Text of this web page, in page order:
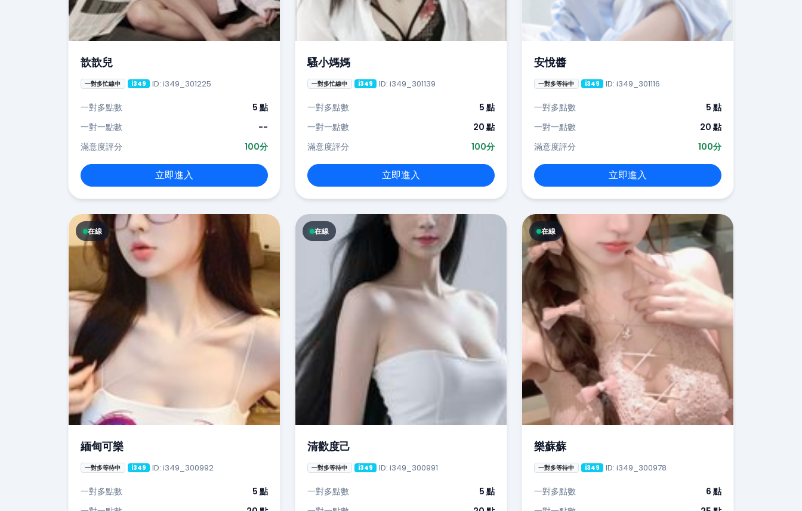
歆歆兒
一對多忙線中 i349 ID: i349_301225
一對多點數
5 點
一對一點數
--
滿意度評分
100分
立即進入
騷小媽媽
一對多忙線中 i349 ID: i349_301139
一對多點數
5 點
一對一點數
20 點
滿意度評分
100分
立即進入
安悅醬
一對多等待中 i349 ID: i349_301116
一對多點數
5 點
一對一點數
20 點
滿意度評分
100分
立即進入
在線
緬甸可樂
一對多等待中 i349 ID: i349_300992
一對多點數
5 點
在線
清歡度己
一對多等待中 i349 ID: i349_300991
一對多點數
5 點
在線
樂蘇蘇
一對多等待中 i349 ID: i349_300978
一對多點數
6 點